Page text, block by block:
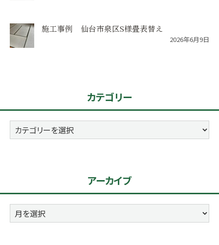
施工事例 仙台市泉区S様畳表替え
2026年6月9日
カテゴリー
カ
テ
アーカイブ
ア
ー